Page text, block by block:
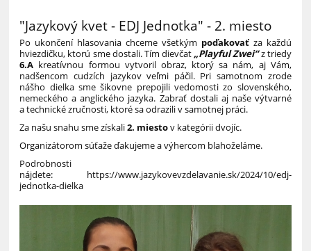
"Jazykový kvet - EDJ Jednotka" - 2. miesto
Po ukončení hlasovania chceme všetkým poďakovať za každú
hviezdičku, ktorú sme dostali. Tím dievčat „Playful Zwei“z triedy
6.A kreatívnou formou vytvoril obraz, ktorý sa nám, aj Vám,
nadšencom cudzích jazykov veľmi páčil. Pri samotnom zrode
nášho dielka sme šikovne prepojili vedomosti zo slovenského,
nemeckého a anglického jazyka. Zabrať dostali aj naše výtvarné
a technické zručnosti, ktoré sa odrazili v samotnej práci.
Za našu snahu sme získali2. miestov kategórii dvojíc.
Organizátorom súťaže ďakujeme a výhercom blahoželáme.
Podrobnosti
nájdete: https://www.jazykovevzdelavanie.sk/2024/10/edj-
jednotka-dielka